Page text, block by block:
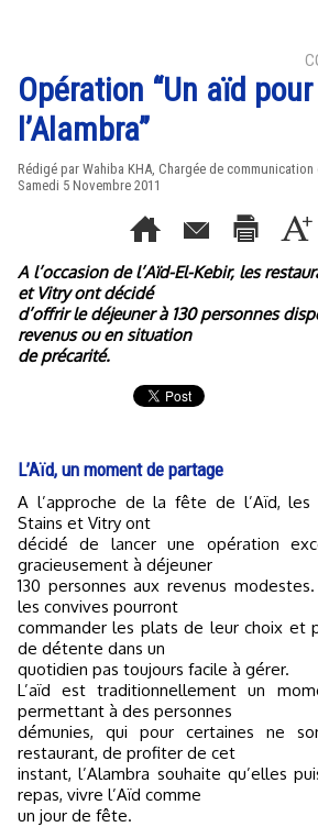
Opération “Un aïd
l’Alambra”
Rédigé par Wahiba KHA, Chargée de
Samedi 5 Novembre 2011
A l’occasion de l’Aïd-El-Kebir, les
et Vitry ont décidé
d’offrir le déjeuner à 130 personnes
revenus ou en situation
de précarité.
L’Aïd, un moment de partage
A l’approche de la fête de l’Aïd, les restaurants Alambra
Stains et Vitry ont
décidé de lancer une opération
gracieusement à déjeuner
130 personnes aux revenus
les convives pourront
commander les plats de leur choix et
de détente dans un
quotidien pas toujours facile à gérer.
L’aïd est traditionnellement un
permettant à des personnes
démunies, qui pour certaines ne
restaurant, de profiter de cet
instant, l’Alambra souhaite qu’elles
repas, vivre l’Aïd comme
un jour de fête.